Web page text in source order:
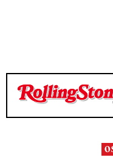
TEMPO DI LETTURA 3
TEMPO DI LETTURA 3